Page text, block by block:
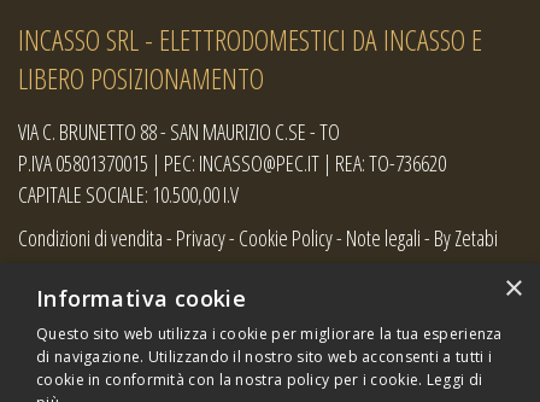
INCASSO SRL - ELETTRODOMESTICI DA INCASSO E
LIBERO POSIZIONAMENTO
VIA C. BRUNETTO 88 - SAN MAURIZIO C.SE - TO
P.IVA 05801370015 | PEC: INCASSO@PEC.IT | REA: TO-736620
CAPITALE SOCIALE: 10.500,00 I.V
Condizioni di vendita- Privacy- Cookie Policy- Note legali- By Zetabi
×
Informativa cookie
Questo sito web utilizza i cookie per migliorare la tua esperienza
di navigazione. Utilizzando il nostro sito web acconsenti a tutti i
cookie in conformità con la nostra policy per i cookie. Leggi di